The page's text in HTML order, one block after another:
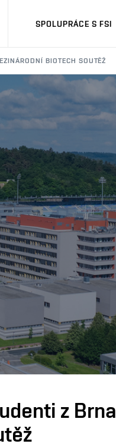
SPOLUPRÁCE S FSI
BIOTECH SOUTĚŽ
z Brna